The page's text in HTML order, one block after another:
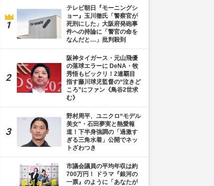
テレビ朝日『モーニングシ
ョー』玉川徹氏「警察官が
死刑にした」大阪府発砲事
件への持論に「警官の命を
なんだと…」批判殺到
阪神タイガース・元山飛優
の落球エラーに DeNA・牧
秀悟もビックリ！2連覇目
指す藤川球児監督の“泣きど
ころ”にファン《鳥谷2世求
む》
野村周平、ユニクロ“モデル
美女”・石田夢実と熱愛報
道！下半身強調の「過激す
ぎる三角水着」公開でネッ
トざわつき
市議会議員の平均年収は約
700万円！ ドラマ『銀河の
一票』のように「あなたが